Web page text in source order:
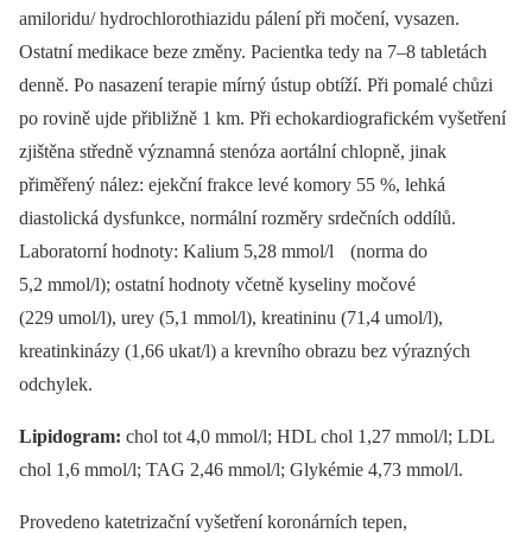
amiloridu/ hydrochlorothiazidu pálení při močení, vysazen.
Ostatní medikace beze změny. Pacientka tedy na 7–8 tabletách
denně. Po nasazení terapie mírný ústup obtíží. Při pomalé chůzi
po rovině ujde přibližně 1 km. Při echokardiografickém vyšetření
zjištěna středně významná stenóza aortální chlopně, jinak
přiměřený nález: ejekční frakce levé komory 55 %, lehká
diastolická dysfunkce, normální rozměry srdečních oddílů.
Laboratorní hodnoty: Kalium 5,28 mmol/l (norma do
5,2 mmol/l); ostatní hodnoty včetně kyseliny močové
(229 umol/l), urey (5,1 mmol/l), kreatininu (71,4 umol/l),
kreatinkinázy (1,66 ukat/l) a krevního obrazu bez výrazných
odchylek.
Lipidogram: chol tot 4,0 mmol/l; HDL chol 1,27 mmol/l; LDL
chol 1,6 mmol/l; TAG 2,46 mmol/l; Glykémie 4,73 mmol/l.
Provedeno katetrizační vyšetření koronárních tepen,